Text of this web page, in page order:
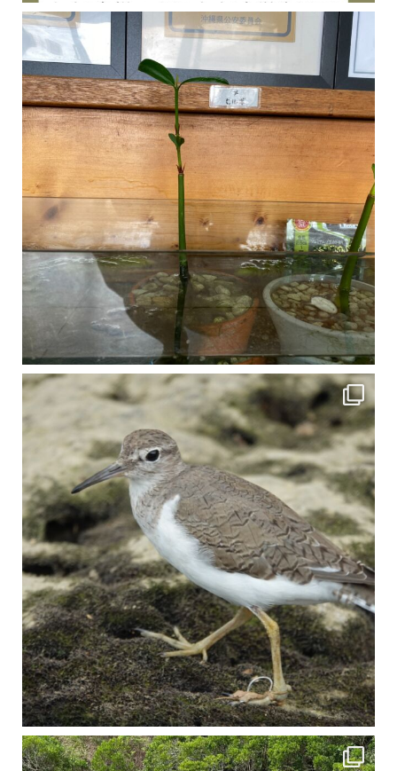
今年の1月にお店に植えたマングローブ(メヒルギ)の苗が成長してきました
マングロ
比謝川でよく見られる生き物 「イソシギ」の足に釣り針が(>_<) 比謝川は釣りが可
4月に入り、新人教育の為カヤックから落ちた際の救助の実技練習の風景です。 一人前の